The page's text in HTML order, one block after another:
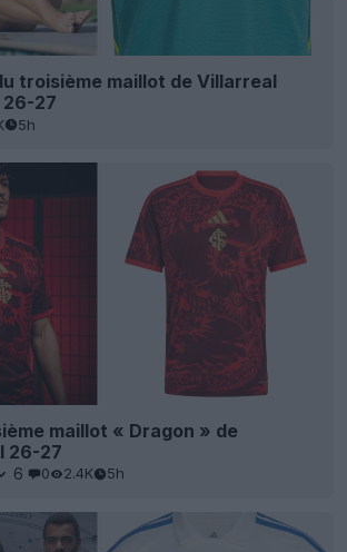
troisième maillot de Villarreal
26-27
5h
maillot « Dragon » de
26-27
6 0 2.4K 5h